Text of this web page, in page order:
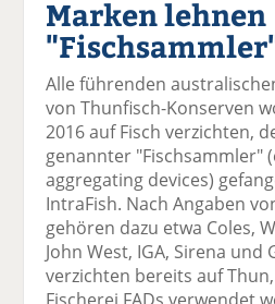
Marken lehnen
Alle führenden
von Thunfisch-Konserven
2016 auf Fisch verzichten,
genannter "Fischsammler"
aggregating devices)
IntraFish. Nach Angaben
gehören dazu etwa Coles,
John West, IGA, Sirena und
verzichten bereits auf